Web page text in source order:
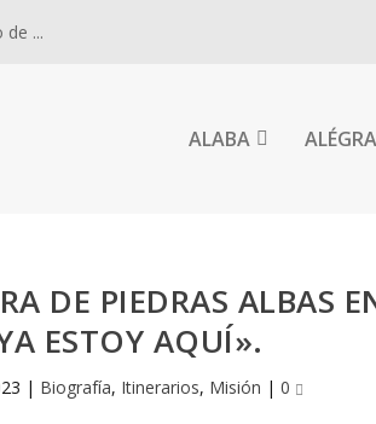
de ...
ALABA
DE PIEDRAS ALBAS
ESTOY AQUÍ».
| Biografía, Itinerarios, Misión | 0